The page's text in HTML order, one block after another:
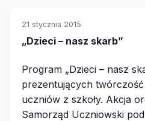
21 stycznia 2015
„Dzieci – nasz skarb”
Program „Dzieci – nasz
prezentujących
uczniów z szkoły. Akcja
Samorząd Uczniowski